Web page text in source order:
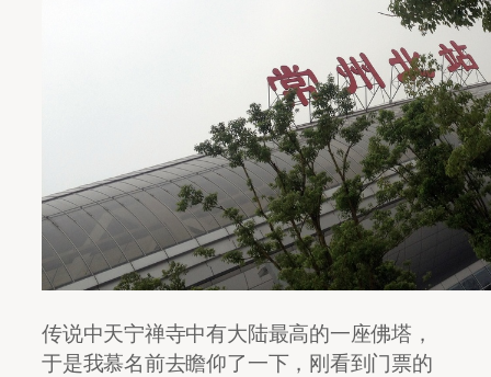
传说中天宁禅寺中有大陆最高的一座佛塔，
于是我慕名前去瞻仰了一下，刚看到门票的